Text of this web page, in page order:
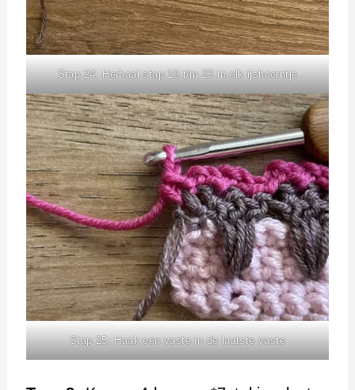
Stap 24: Herhaal stap 19 t/m 23 in elk ijshoorntje
Stap 25: Haak een vaste in de laatste vaste